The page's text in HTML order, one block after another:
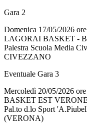
Gara 2
Domenica 17/05/2026
LAGORAI BASKET -
Palestra Scuola Media
CIVEZZANO
Eventuale Gara 3
Mercoledì 20/05/2026
BASKET EST
Pal.to d.lo Sport
(VERONA)